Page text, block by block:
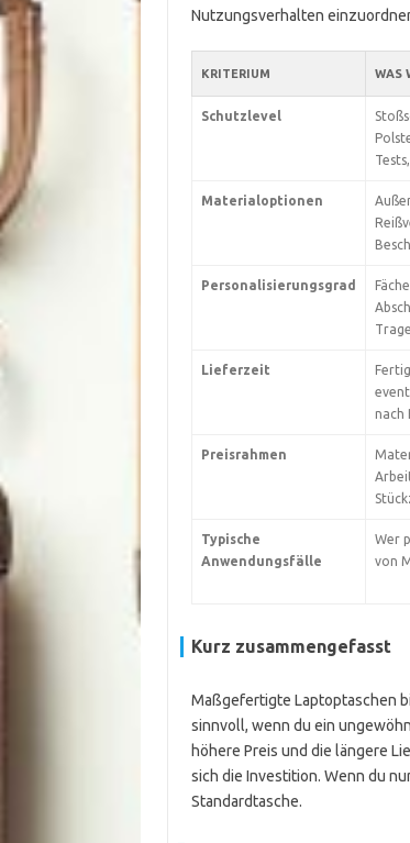
Nutzungsverhalten
KRITERIUM WAS
Schutzlevel
Materialoptionen
Personalisierungsgrad
Lieferzeit
nach
Preisrahmen
Typische
Anwendungsfälle
Wer
von
Kurz zusammengefasst
Maßgefertigte Laptoptaschen
sinnvoll, wenn du ein
höhere Preis und die längere
sich die Investition. Wenn du
Standardtasche.